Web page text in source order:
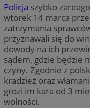
Policja szybko
wtorek 14 marca
zatrzymania
przyznawali się do
dowody na ich
sądem, gdzie będzie
czyny. Zgodnie z
kradzież oraz
grozi im kara od 3
wolności.